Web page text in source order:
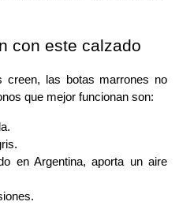
con este calzado
creen, las botas marrones no
que mejor funcionan son:
en Argentina, aporta un aire